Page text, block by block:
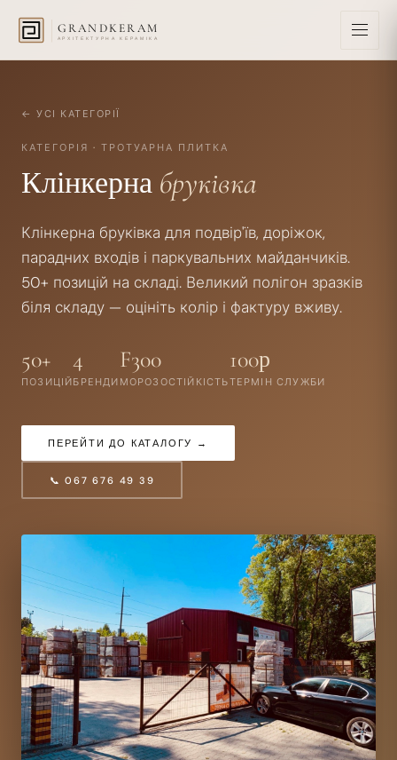
GRANDKERAM
АРХІТЕКТУРНА КЕРАМІКА
← УСІ КАТЕГОРІЇ
КАТЕГОРІЯ · ТРОТУАРНА ПЛИТКА
Клінкерна бруківка
Клінкерна бруківка для подвір'їв, доріжок,
парадних входів і паркувальних майданчиків.
50+ позицій на складі. Великий полігон зразків
біля складу — оцініть колір і фактуру вживу.
50+
ПОЗИЦІЙ
4
БРЕНДИ
F300
МОРОЗОСТІЙКІСТЬ
100р
ТЕРМІН СЛУЖБИ
ПЕРЕЙТИ ДО КАТАЛОГУ →
📞 067 676 49 39